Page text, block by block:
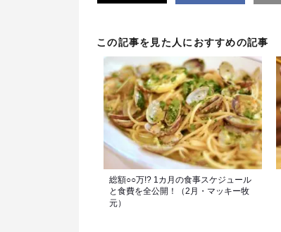
この記事を見た人におすすめの記事
総額○○万!? 1カ月の食事スケジュール
と食費を全公開！（2月・マッキー牧
元）